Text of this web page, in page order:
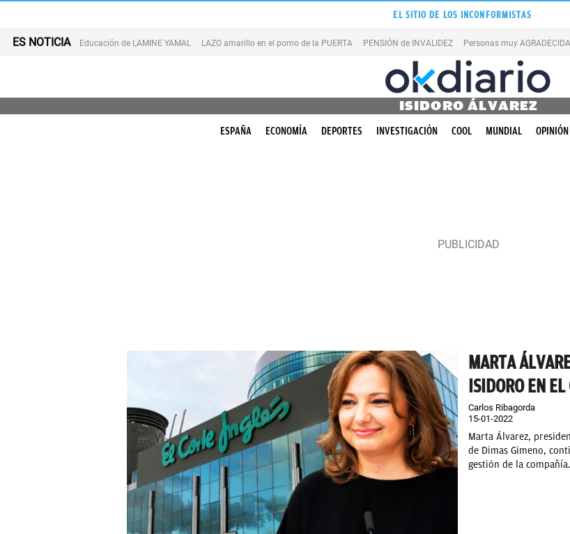
EL SITIO DE LOS INCONFORMISTAS
ES NOTICIA Educación de LAMINE YAMAL LAZO amarillo en el pomo de la PUERTA PENSIÓN de INVALIDEZ Personas muy
ISIDORO ÁLVAREZ
ESPAÑA ECONOMÍA DEPORTES INVESTIGACIÓN COOL MUNDIAL OPINIÓN
MARTA
ISIDORO EN
Carlos Ribagorda
15-01-2022
Marta Álvarez,
de Dimas Gimeno,
gestión de la